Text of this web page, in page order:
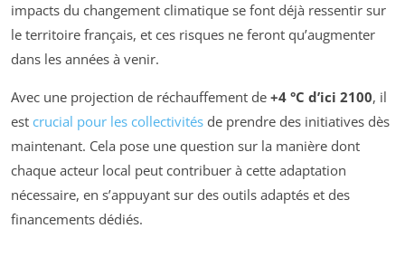
impacts du changement climatique se font déjà ressentir sur
le territoire français, et ces risques ne feront qu’augmenter
dans les années à venir.
Avec une projection de réchauffement de +4 °C d’ici 2100, il
est crucial pour les collectivités de prendre des initiatives dès
maintenant. Cela pose une question sur la manière dont
chaque acteur local peut contribuer à cette adaptation
nécessaire, en s’appuyant sur des outils adaptés et des
financements dédiés.